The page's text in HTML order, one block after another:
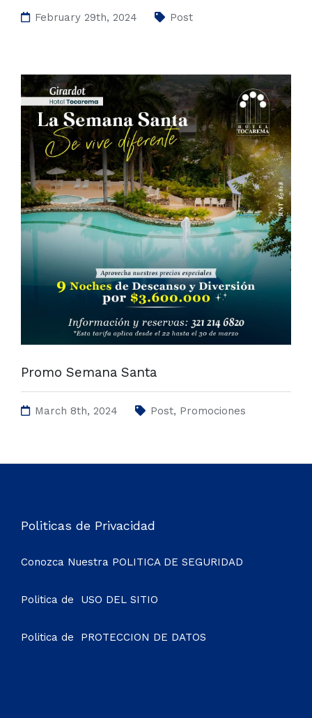
February 29th, 2024 Post
Promo Semana Santa
March 8th, 2024 Post, Promociones
Politicas de Privacidad
Conozca Nuestra POLITICA DE SEGURIDAD
Politica de USO DEL SITIO
Politica de PROTECCION DE DATOS